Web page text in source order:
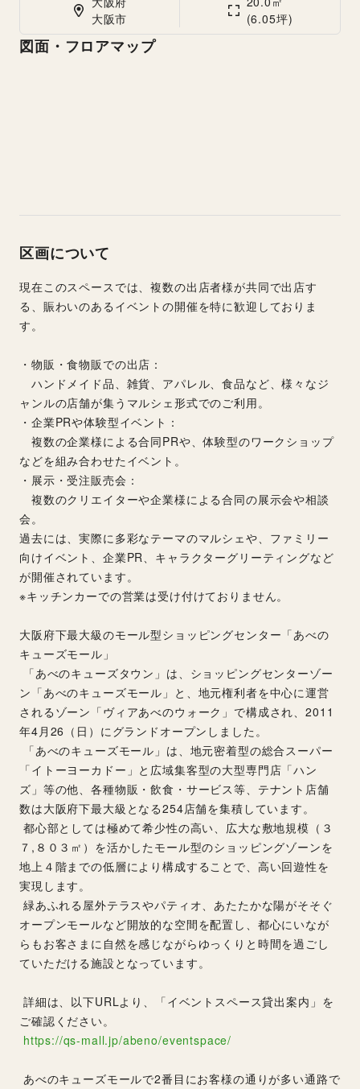
大阪市
(6.05坪)
図面・フロアマップ
区画について
現在このスペースでは、複数の出店者様が共同で出店す
る、賑わいのあるイベントの開催を特に歓迎しておりま
す。
・物販・食物販での出店：
ハンドメイド品、雑貨、アパレル、食品など、様々なジ
ャンルの店舗が集うマルシェ形式でのご利用。
・企業PRや体験型イベント：
複数の企業様による合同PRや、体験型のワークショップ
などを組み合わせたイベント。
・展示・受注販売会：
複数のクリエイターや企業様による合同の展示会や相談
会。
過去には、実際に多彩なテーマのマルシェや、ファミリー
向けイベント、企業PR、キャラクターグリーティングなど
が開催されています。
※キッチンカーでの営業は受け付けておりません。
大阪府下最大級のモール型ショッピングセンター「あべの
キューズモール」
ン「あべのキューズモール」と、地元権利者を中心に運営
されるゾーン「ヴィアあべのウォーク」で構成され、2011
年4月26（日）にグランドオープンしました。
「イトーヨーカドー」と広域集客型の大型専門店「ハン
ズ」等の他、各種物販・飲食・サービス等、テナント店舗
数は大阪府下最大級となる254店舗を集積しています。
７,８０３㎡）を活かしたモール型のショッピングゾーンを
地上４階までの低層により構成することで、高い回遊性を
実現します。
オープンモールなど開放的な空間を配置し、都心にいなが
らもお客さまに自然を感じながらゆっくりと時間を過ごし
ていただける施設となっています。
ご確認ください。
https://qs-mall.jp/abeno/eventspace/